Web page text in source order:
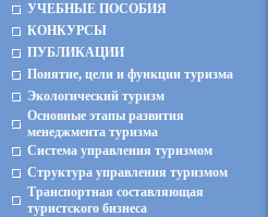
УЧЕБНЫЕ ПОСОБИЯ
КОНКУРСЫ
ПУБЛИКАЦИИ
Понятие, цели и функции туризма
Экологический туризм
Основные этапы развития
менеджмента туризма
Система управления туризмом
Структура управления туризмом
Транспортная составляющая
туристского бизнеса